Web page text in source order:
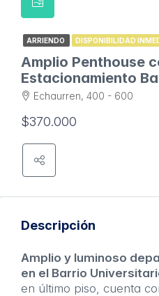
ARRIENDO DISPONIBILIDAD
Amplio Penthouse
Estacionamiento
Echaurren, 400 - 600
$370.000
Descripción
Amplio y luminoso
en el Barrio
en último piso, cuenta